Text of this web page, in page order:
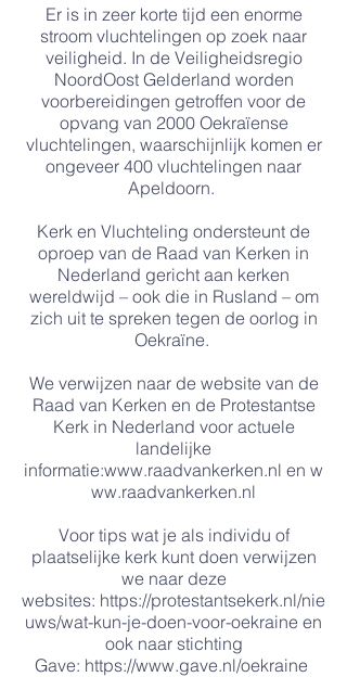
Er is in zeer korte tijd een enorme
stroom vluchtelingen op zoek naar
veiligheid. In de Veiligheidsregio
NoordOost Gelderland worden
voorbereidingen getroffen voor de
opvang van 2000 Oekraïense
vluchtelingen, waarschijnlijk komen er
ongeveer 400 vluchtelingen naar
Apeldoorn.
Kerk en Vluchteling ondersteunt de
oproep van de Raad van Kerken in
Nederland gericht aan kerken
wereldwijd – ook die in Rusland – om
zich uit te spreken tegen de oorlog in
Oekraïne.
We verwijzen naar de website van de
Raad van Kerken en de Protestantse
Kerk in Nederland voor actuele
landelijke
informatie:www.raadvankerken.nl en w
ww.raadvankerken.nl
Voor tips wat je als individu of
plaatselijke kerk kunt doen verwijzen
we naar deze
websites: https://protestantsekerk.nl/nie
uws/wat-kun-je-doen-voor-oekraine en
ook naar stichting
Gave: https://www.gave.nl/oekraine